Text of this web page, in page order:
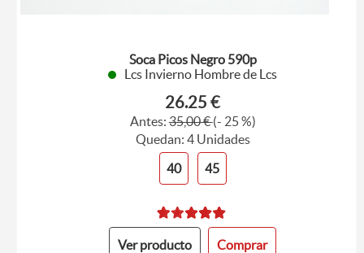
Soca Picos Negro 590p
Lcs Invierno Hombre de Lcs
26.25 €
Antes:35,00 €(- 25 %)
Quedan: 4 Unidades
40
45
Ver producto Comprar